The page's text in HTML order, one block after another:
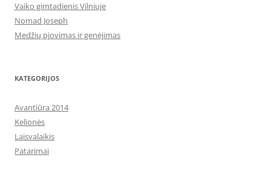
Vaiko gimtadienis Vilniuje
Nomad Joseph
Medžių pjovimas ir genėjimas
KATEGORIJOS
Avantiūra 2014
Kelionės
Laisvalaikis
Patarimai